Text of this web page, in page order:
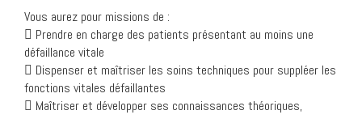
Vous aurez pour missions de :
 Prendre en charge des patients présentant au moins une
défaillance vitale
 Dispenser et maîtriser les soins techniques pour suppléer les
fonctions vitales défaillantes
 Maîtriser et développer ses connaissances théoriques,